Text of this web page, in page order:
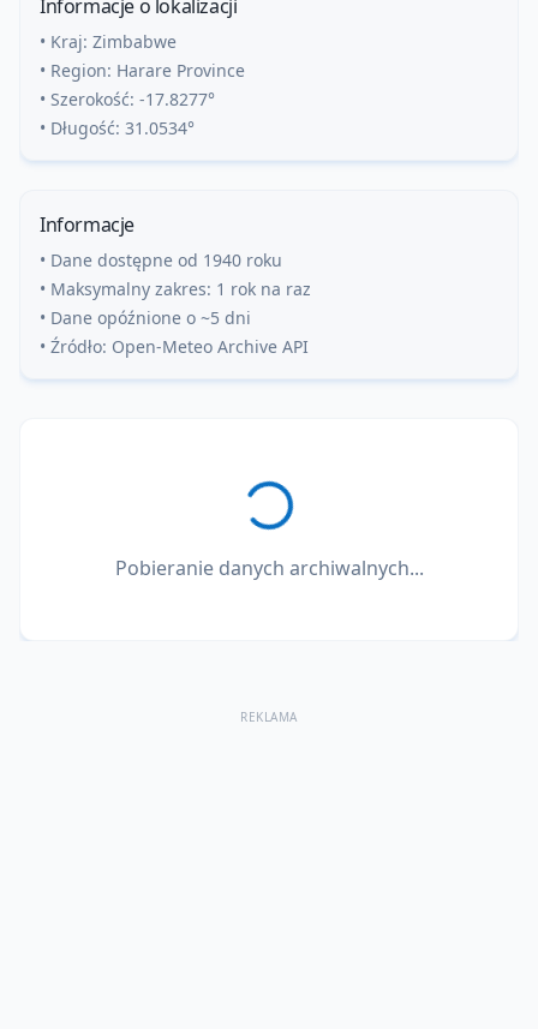
Informacje o lokalizacji
• Kraj: Zimbabwe
• Region: Harare Province
• Szerokość: -17.8277°
• Długość: 31.0534°
Informacje
• Dane dostępne od 1940 roku
• Maksymalny zakres: 1 rok na raz
• Dane opóźnione o ~5 dni
• Źródło: Open-Meteo Archive API
Pobieranie danych archiwalnych...
REKLAMA